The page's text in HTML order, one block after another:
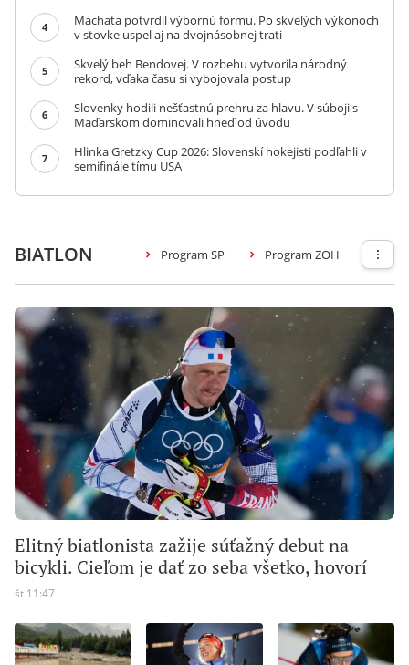
4
Machata potvrdil výbornú formu. Po skvelých výkonoch
v stovke uspel aj na dvojnásobnej trati
5
Skvelý beh Bendovej. V rozbehu vytvorila národný
rekord, vďaka času si vybojovala postup
6
Slovenky hodili nešťastnú prehru za hlavu. V súboji s
Maďarskom dominovali hneď od úvodu
7
Hlinka Gretzky Cup 2026: Slovenskí hokejisti podľahli v
semifinále tímu USA
BIATLON Program SP Program ZOH
Elitný biatlonista zažije súťažný debut na
bicykli. Cieľom je dať zo seba všetko, hovorí
št 11:47